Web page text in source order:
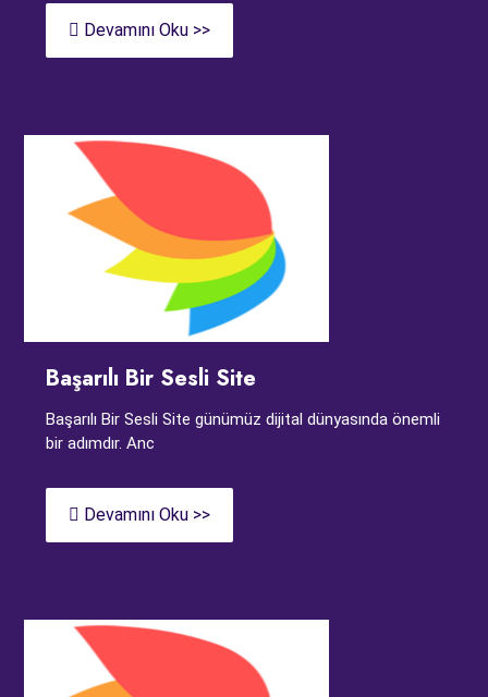
Devamını Oku >>
Başarılı Bir Sesli Site
Başarılı Bir Sesli Site günümüz dijital dünyasında önemli
bir adımdır. Anc
Devamını Oku >>